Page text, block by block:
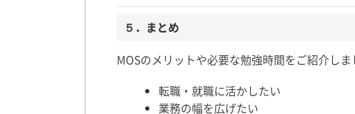
５．まとめ
MOSのメリットや必要な勉強時間をご紹介しま
転職・就職に活かしたい
業務の幅を広げたい